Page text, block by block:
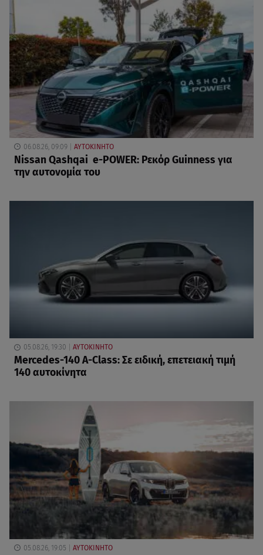
06.08.26, 09:09 ΑΥΤΟΚΙΝΗΤΟ
Nissan Qashqai e-POWER: Ρεκόρ Guinness για
την αυτονομία του
05.08.26, 19:30 ΑΥΤΟΚΙΝΗΤΟ
Mercedes-140 A-Class: Σε ειδική, επετειακή τιμή
140 αυτοκίνητα
05.08.26, 19:05 ΑΥΤΟΚΙΝΗΤΟ